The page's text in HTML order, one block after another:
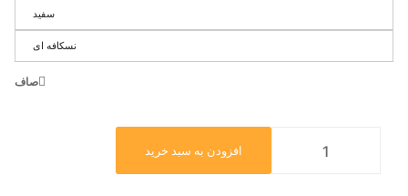
سفید
نسکافه ای
صاف
افزودن به سبد خرید